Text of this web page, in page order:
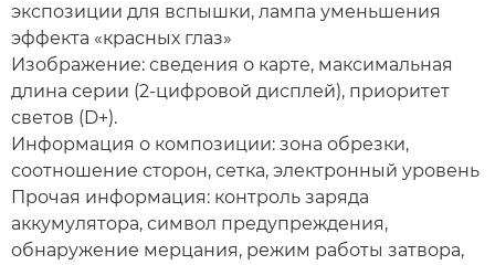
экспозиции для вспышки, лампа уменьшения
эффекта «красных глаз»
Изображение: сведения о карте, максимальная
длина серии (2-цифровой дисплей), приоритет
светов (D+).
Информация о композиции: зона обрезки,
соотношение сторон, сетка, электронный уровень
Прочая информация: контроль заряда
аккумулятора, символ предупреждения,
обнаружение мерцания, режим работы затвора,